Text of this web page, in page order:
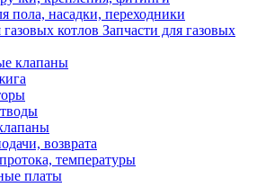
пола, насадки, переходники
Запчасти для газовых
клапаны
возврата
температуры
платы